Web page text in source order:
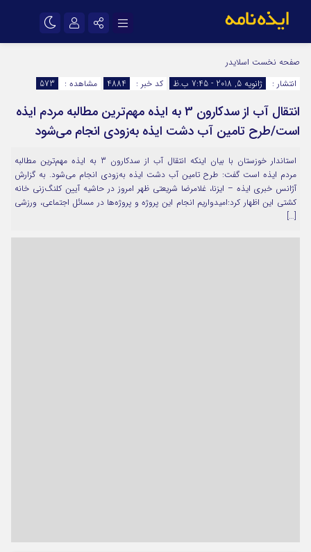
اینستاگرام
سروش
ایتا
آپارات
اپلیکیشن رمز عبور
مرا به خاطر بسپار
صفحه نخست اسلایدر
انتشار :
ژانویه 5, 2018 - 7:45 ب.ظ کد خبر : 4884 مشاهده : 573
انتقال آب از سدکارون 3 به ایذه مهم‌ترین مطالبه مردم ایذه
است/طرح تامین آب دشت ایذه به‌زودی انجام می‌شود
استاندار خوزستان با بیان اینکه انتقال آب از سدکارون 3 به ایذه مهم‌ترین مطالبه
مردم ایذه است گفت: طرح تامین آب دشت ایذه به‌زودی انجام می‌شود. به گزارش
آژانس خبری ایذه – ایزنا، غلامرضا شریعتی ظهر امروز در حاشیه آیین کلنگ‌زنی خانه
کشتی این اظهار کرد:امیدواریم انجام این پروژه و پروژه‌ها در مسائل اجتماعی، ورزشی
[…]